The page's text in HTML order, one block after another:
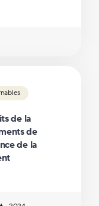
de la
de
de la